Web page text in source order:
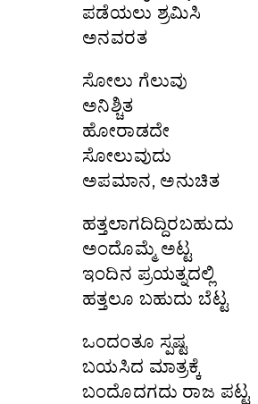
ಪಡೆಯಲು ಶ್ರಮಿಸಿ
ಅನವರತ
ಸೋಲು ಗೆಲುವು
ಅನಿಶ್ಚಿತ
ಹೋರಾಡದೇ
ಸೋಲುವುದು
ಅಪಮಾನ, ಅನುಚಿತ
ಹತ್ತಲಾಗದಿದ್ದಿರಬಹುದು
ಅಂದೊಮ್ಮೆ ಅಟ್ಟ
ಇಂದಿನ ಪ್ರಯತ್ನದಲ್ಲಿ
ಹತ್ತಲೂ ಬಹುದು ಬೆಟ್ಟ
ಒಂದಂತೂ ಸ್ಪಷ್ಟ
ಬಯಸಿದ ಮಾತ್ರಕ್ಕೆ
ಬಂದೊದಗದು ರಾಜ ಪಟ್ಟ